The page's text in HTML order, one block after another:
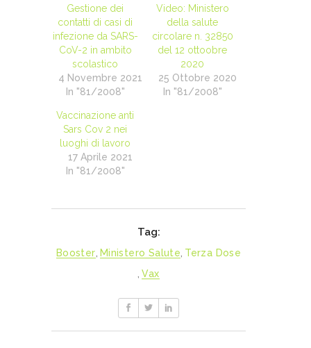
Gestione dei
contatti di casi di
infezione da SARS-
CoV-2 in ambito
scolastico
4 Novembre 2021
In "81/2008"
Video: Ministero
della salute
circolare n. 32850
del 12 ottoobre
2020
25 Ottobre 2020
In "81/2008"
Vaccinazione anti
Sars Cov 2 nei
luoghi di lavoro
17 Aprile 2021
In "81/2008"
Tag:
Booster Ministero Salute Terza Dose
Vax